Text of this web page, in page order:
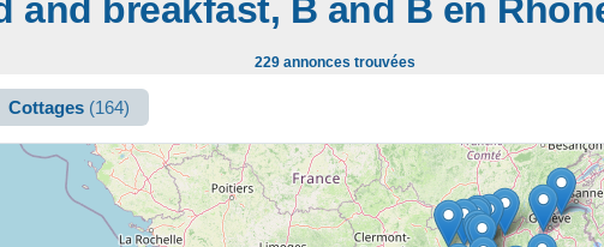
and breakfast, B and B en
229 annonces trouvées
Cottages (164)